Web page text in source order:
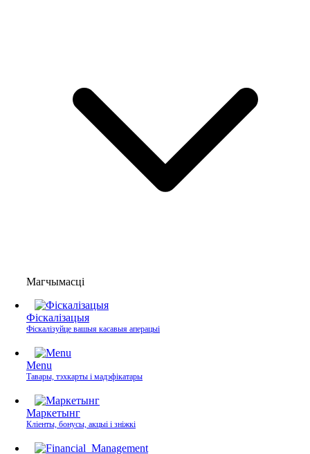
Магчымасці
Фіскалізацыя
Фіскалізуйце вашыя касавыя аперацыі
Menu
Тавары, тэхкарты і мадэфікатары
Маркетынг
Кліенты, бонусы, акцыі і зніжкі